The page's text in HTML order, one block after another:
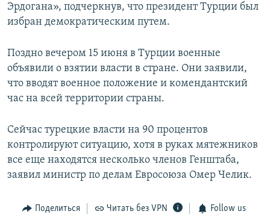
Эрдогана», подчеркнув, что президент Турции был
избран демократическим путем.
Поздно вечером 15 июня в Турции военные
объявили о взятии власти в стране. Они заявили,
что вводят военное положение и комендантский
час на всей территории страны.
Сейчас турецкие власти на 90 процентов
контролируют ситуацию, хотя в руках мятежников
все еще находятся несколько членов Генштаба,
заявил министр по делам Евросоюза Омер Челик.
Поделиться Читать без VPN Follow us